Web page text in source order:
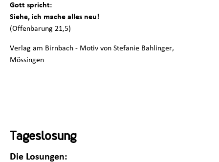
Gott spricht:
Siehe, ich mache alles neu!
(Offenbarung 21,5)
Verlag am Birnbach - Motiv von Stefanie Bahlinger,
Mössingen
Tageslosung
Die Losungen: